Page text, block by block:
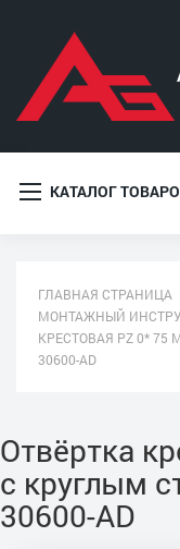
КАТАЛОГ
ГЛАВНАЯ СТРАНИЦА
МОНТАЖНЫЙ
КРЕСТОВАЯ PZ 0*
30600-AD
Отвёртка
с круглым
30600-AD